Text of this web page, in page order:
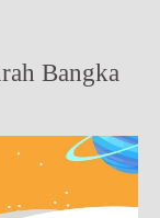
Bangka